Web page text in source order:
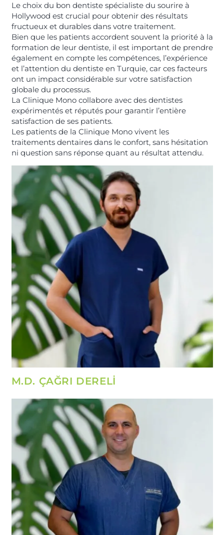
Le choix du bon dentiste spécialiste du sourire à
Hollywood est crucial pour obtenir des résultats
fructueux et durables dans votre traitement.
Bien que les patients accordent souvent la priorité à la
formation de leur dentiste, il est important de prendre
également en compte les compétences, l’expérience
et l’attention du dentiste en Turquie, car ces facteurs
ont un impact considérable sur votre satisfaction
globale du processus.
La Clinique Mono collabore avec des dentistes
expérimentés et réputés pour garantir l’entière
satisfaction de ses patients.
Les patients de la Clinique Mono vivent les
traitements dentaires dans le confort, sans hésitation
ni question sans réponse quant au résultat attendu.
M.D. ÇAĞRI DERELİ